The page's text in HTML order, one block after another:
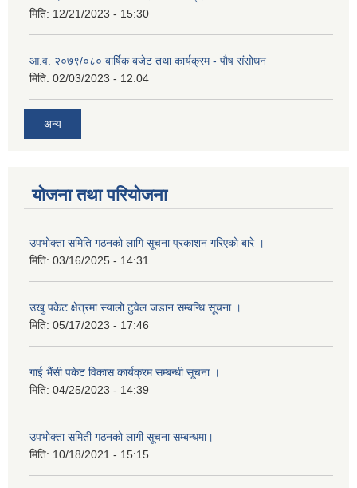
मिति: 12/21/2023 - 15:30
आ.व. २०७९/०८० बार्षिक बजेट तथा कार्यक्रम - पौष संसोधन
मिति: 02/03/2023 - 12:04
अन्य
योजना तथा परियोजना
उपभोक्ता समिति गठनको लागि सूचना प्रकाशन गरिएको बारे ।
मिति: 03/16/2025 - 14:31
उखु पकेट क्षेत्रमा स्यालो टुवेल जडान सम्बन्धि सूचना ।
मिति: 05/17/2023 - 17:46
गाई भैंसी पकेट विकास कार्यक्रम सम्बन्धी सूचना ।
मिति: 04/25/2023 - 14:39
उपभोक्ता समिती गठनको लागी सूचना सम्बन्धमा।
मिति: 10/18/2021 - 15:15